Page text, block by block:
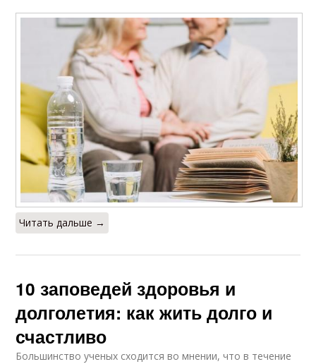
Читать дальше →
10 заповедей здоровья и
долголетия: как жить долго и
счастливо
Большинство ученых сходится во мнении, что в течение